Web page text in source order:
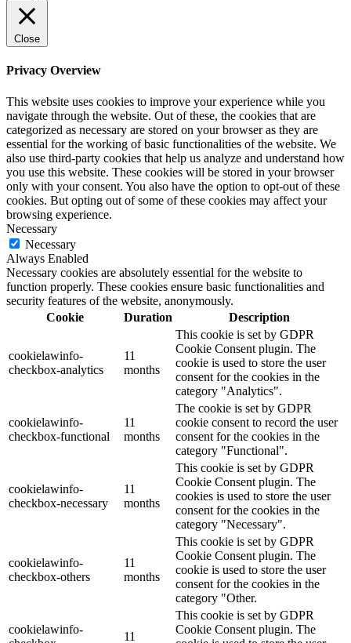
Close
Privacy Overview
This website uses cookies to improve your experience while you
navigate through the website. Out of these, the cookies that are
categorized as necessary are stored on your browser as they are
essential for the working of basic functionalities of the website. We
also use third-party cookies that help us analyze and understand how
you use this website. These cookies will be stored in your browser
only with your consent. You also have the option to opt-out of these
cookies. But opting out of some of these cookies may affect your
browsing experience.
Necessary
Necessary
Always Enabled
Necessary cookies are absolutely essential for the website to
function properly. These cookies ensure basic functionalities and
security features of the website, anonymously.
Cookie
Duration Description
cookielawinfo-
checkbox-analytics
11
months
This cookie is set by GDPR
Cookie Consent plugin. The
cookie is used to store the user
consent for the cookies in the
category "Analytics".
cookielawinfo-
checkbox-functional
11
months
The cookie is set by GDPR
cookie consent to record the user
consent for the cookies in the
category "Functional".
cookielawinfo-
checkbox-necessary
11
months
This cookie is set by GDPR
Cookie Consent plugin. The
cookies is used to store the user
consent for the cookies in the
category "Necessary".
cookielawinfo-
checkbox-others
11
months
This cookie is set by GDPR
Cookie Consent plugin. The
cookie is used to store the user
consent for the cookies in the
category "Other.
cookielawinfo-
11
This cookie is set by GDPR
Cookie Consent plugin. The